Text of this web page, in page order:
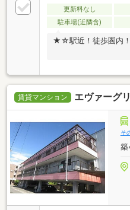
更新料なし
駐車場(近隣含)
★☆駅近！徒歩圏内
賃貸マンション エヴァーグ
そ
築